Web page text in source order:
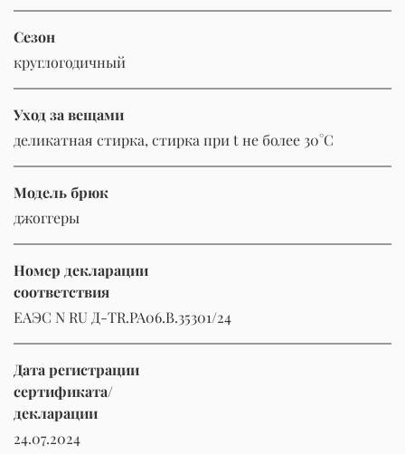
Сезон
круглогодичный
Уход за вещами
деликатная стирка, стирка при t не более 30°C
Модель брюк
джоггеры
Номер декларации
соответствия
ЕАЭС N RU Д-TR.РА06.В.35301/24
Дата регистрации
сертификата/
декларации
24.07.2024